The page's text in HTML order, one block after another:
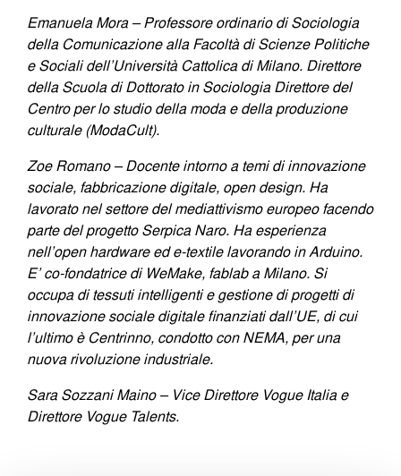
Emanuela Mora – Professore ordinario di Sociologia
della Comunicazione alla Facoltà di Scienze Politiche
e Sociali dell’Università Cattolica di Milano. Direttore
della Scuola di Dottorato in Sociologia Direttore del
Centro per lo studio della moda e della produzione
culturale (ModaCult).
Zoe Romano – Docente intorno a temi di innovazione
sociale, fabbricazione digitale, open design. Ha
lavorato nel settore del mediattivismo europeo facendo
parte del progetto Serpica Naro. Ha esperienza
nell’open hardware ed e-textile lavorando in Arduino.
E’ co-fondatrice di WeMake, fablab a Milano. Si
occupa di tessuti intelligenti e gestione di progetti di
innovazione sociale digitale finanziati dall’UE, di cui
l’ultimo è Centrinno, condotto con NEMA, per una
nuova rivoluzione industriale.
Sara Sozzani Maino – Vice Direttore Vogue Italia e
Direttore Vogue Talents.